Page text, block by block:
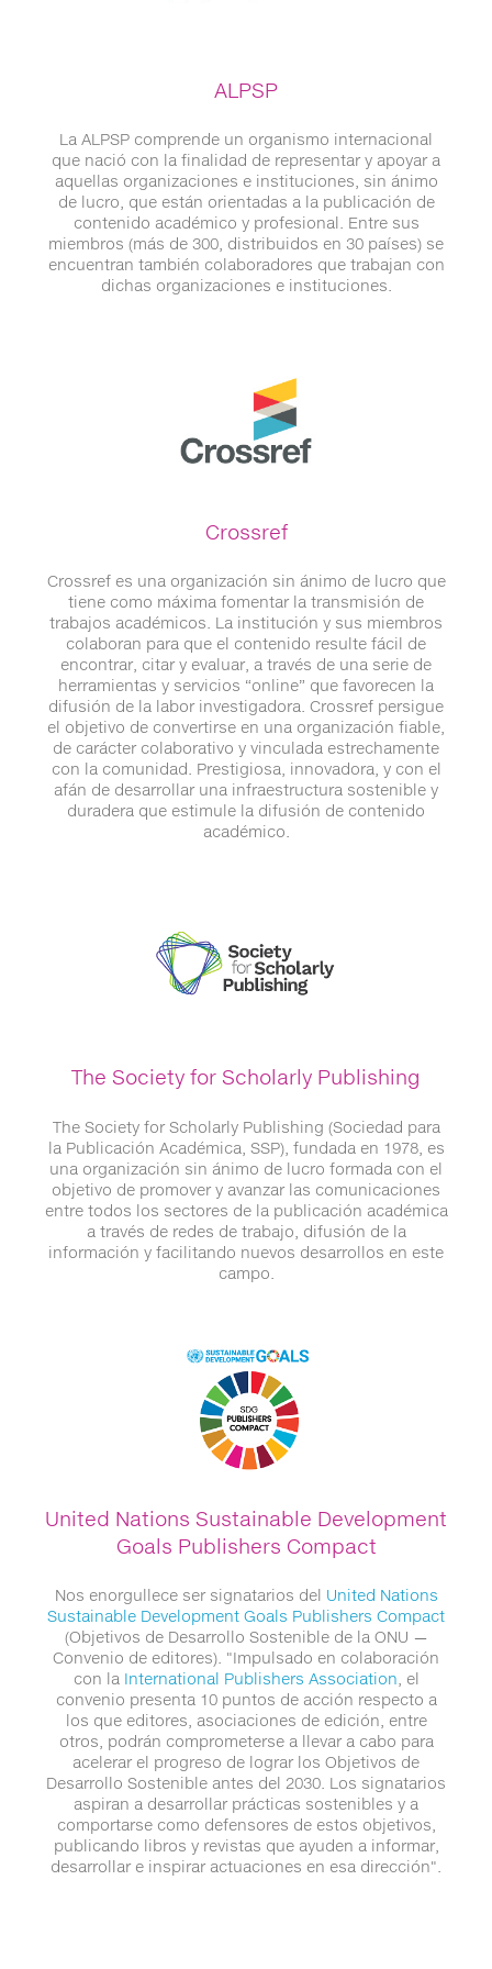
ALPSP
La ALPSP comprende un organismo internacional
que nació con la finalidad de representar y apoyar a
aquellas organizaciones e instituciones, sin ánimo
de lucro, que están orientadas a la publicación de
contenido académico y profesional. Entre sus
miembros (más de 300, distribuidos en 30 países) se
encuentran también colaboradores que trabajan con
dichas organizaciones e instituciones.
Crossref
Crossref es una organización sin ánimo de lucro que
tiene como máxima fomentar la transmisión de
trabajos académicos. La institución y sus miembros
colaboran para que el contenido resulte fácil de
encontrar, citar y evaluar, a través de una serie de
herramientas y servicios “online” que favorecen la
difusión de la labor investigadora. Crossref persigue
el objetivo de convertirse en una organización fiable,
de carácter colaborativo y vinculada estrechamente
con la comunidad. Prestigiosa, innovadora, y con el
afán de desarrollar una infraestructura sostenible y
duradera que estimule la difusión de contenido
académico.
The Society for Scholarly Publishing
The Society for Scholarly Publishing (Sociedad para
la Publicación Académica, SSP), fundada en 1978, es
una organización sin ánimo de lucro formada con el
objetivo de promover y avanzar las comunicaciones
entre todos los sectores de la publicación académica
a través de redes de trabajo, difusión de la
información y facilitando nuevos desarrollos en este
campo.
United Nations Sustainable Development
Goals Publishers Compact
Nos enorgullece ser signatarios del United Nations
Sustainable Development Goals Publishers Compact
(Objetivos de Desarrollo Sostenible de la ONU —
Convenio de editores). "Impulsado en colaboración
con la International Publishers Association , el
convenio presenta 10 puntos de acción respecto a
los que editores, asociaciones de edición, entre
otros, podrán comprometerse a llevar a cabo para
acelerar el progreso de lograr los Objetivos de
Desarrollo Sostenible antes del 2030. Los signatarios
aspiran a desarrollar prácticas sostenibles y a
comportarse como defensores de estos objetivos,
publicando libros y revistas que ayuden a informar,
desarrollar e inspirar actuaciones en esa dirección".